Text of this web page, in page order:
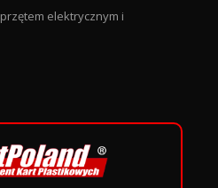
elektrycznym i